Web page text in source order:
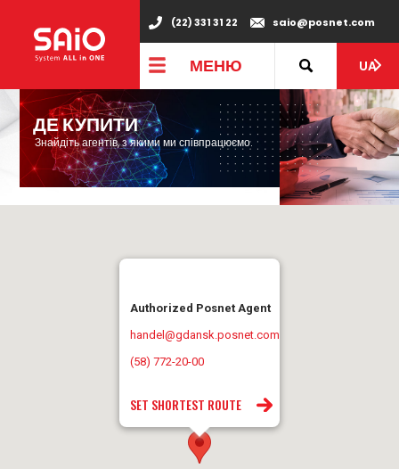
(22) 331 31 22 saio@posnet.com
МЕНЮ UA
ДЕ КУПИТИ
Знайдіть агентів, з якими ми співпрацюємо.
Authorized Posnet Agent
handel@gdansk.posnet.com
(58) 772-20-00
SET SHORTEST ROUTE